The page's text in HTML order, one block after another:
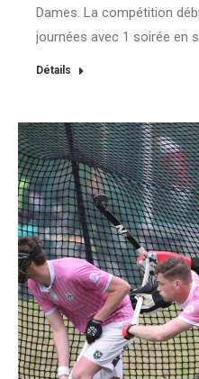
Dames. La compétition
journées avec 1 soirée en
Détails